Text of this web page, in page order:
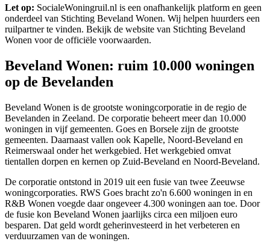
Let op: SocialeWoningruil.nl is een onafhankelijk platform en geen
onderdeel van Stichting Beveland Wonen. Wij helpen huurders een
ruilpartner te vinden. Bekijk de website van Stichting Beveland
Wonen voor de officiële voorwaarden.
Beveland Wonen: ruim 10.000 woningen
op de Bevelanden
Beveland Wonen is de grootste woningcorporatie in de regio de
Bevelanden in Zeeland. De corporatie beheert meer dan 10.000
woningen in vijf gemeenten. Goes en Borsele zijn de grootste
gemeenten. Daarnaast vallen ook Kapelle, Noord-Beveland en
Reimerswaal onder het werkgebied. Het werkgebied omvat
tientallen dorpen en kernen op Zuid-Beveland en Noord-Beveland.
De corporatie ontstond in 2019 uit een fusie van twee Zeeuwse
woningcorporaties. RWS Goes bracht zo'n 6.600 woningen in en
R&B Wonen voegde daar ongeveer 4.300 woningen aan toe. Door
de fusie kon Beveland Wonen jaarlijks circa een miljoen euro
besparen. Dat geld wordt geherinvesteerd in het verbeteren en
verduurzamen van de woningen.